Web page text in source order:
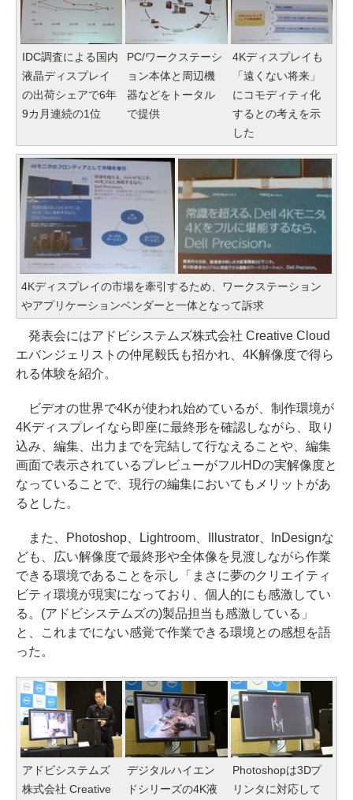
IDC調査による国内
液晶ディスプレイ
の出荷シェアで6年
9カ月連続の1位
PC/ワークステーシ
ョン本体と周辺機
器などをトータル
で提供
4Kディスプレイも
「遠くない将来」
にコモディティ化
するとの考えを示
した
4Kディスプレイの市場を牽引するため、ワークステーション
やアプリケーションベンダーと一体となって訴求
発表会にはアドビシステムズ株式会社 Creative Cloud
エバンジェリストの仲尾毅氏も招かれ、4K解像度で得ら
れる体験を紹介。
ビデオの世界で4Kが使われ始めているが、制作環境が
4Kディスプレイなら即座に最終形を確認しながら、取り
込み、編集、出力までを完結して行なえることや、編集
画面で表示されているプレビューがフルHDの実解像度と
なっていることで、現行の編集においてもメリットがあ
るとした。
また、Photoshop、Lightroom、Illustrator、InDesignな
ども、広い解像度で最終形や全体像を見渡しながら作業
できる環境であることを示し「まさに夢のクリエイティ
ビティ環境が現実になっており、個人的にも感激してい
る。(アドビシステムズの)製品担当も感激している」
と、これまでにない感覚で作業できる環境との感想を語
った。
アドビシステムズ
株式会社 Creative
デジタルハイエン
ドシリーズの4K液
Photoshopは3Dプ
リンタに対応して